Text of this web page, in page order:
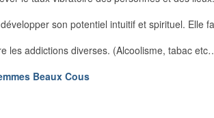
son potentiel intuitif et spirituel. Elle
les addictions diverses. (Alcoolisme, tabac
Beaux Cous